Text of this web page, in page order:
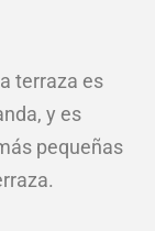
terraza es
y es
pequeñas